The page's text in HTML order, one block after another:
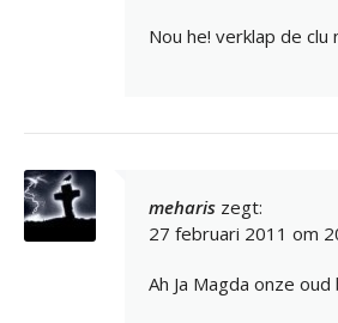
Nou he! verklap de
meharis zegt:
27 februari 2011 om
Ah Ja Magda onze